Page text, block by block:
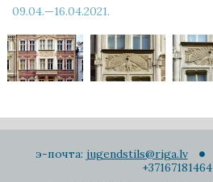
09.04.—16.04.2021.
э-почта: jugendstils@riga.lv
+37167181464